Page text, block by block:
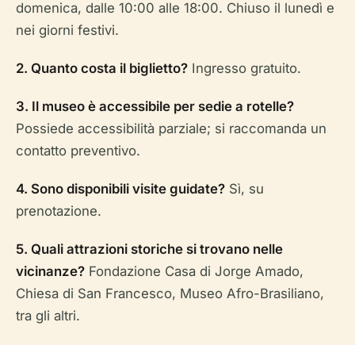
domenica, dalle 10:00 alle 18:00. Chiuso il lunedì e
nei giorni festivi.
2. Quanto costa il biglietto? Ingresso gratuito.
3. Il museo è accessibile per sedie a rotelle?
Possiede accessibilità parziale; si raccomanda un
contatto preventivo.
4. Sono disponibili visite guidate? Sì, su
prenotazione.
5. Quali attrazioni storiche si trovano nelle
vicinanze? Fondazione Casa di Jorge Amado,
Chiesa di San Francesco, Museo Afro-Brasiliano,
tra gli altri.